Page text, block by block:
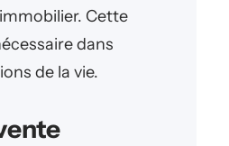
Cette
dans
de la vie.